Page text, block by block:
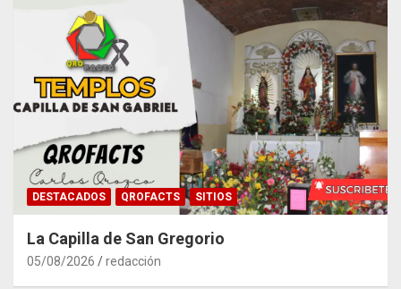
DESTACADOS QROFACTS SITIOS
La Capilla de San Gregorio
05/08/2026 redacción